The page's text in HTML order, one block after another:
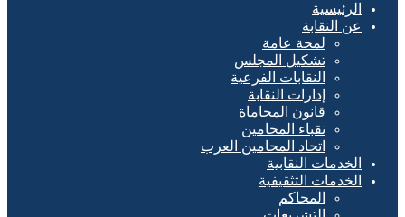
الرئيسية
عن النقابة
لمحة عامة
تشكيل المجلس
النقابات الفرعية
إدارات النقابة
قانون المحاماة
نقباء المحامين
اتحاد المحامين العرب
الخدمات النقابية
الخدمات التثقيفية
المحاكم